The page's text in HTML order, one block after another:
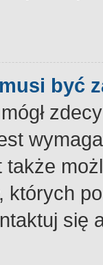
być
których
się